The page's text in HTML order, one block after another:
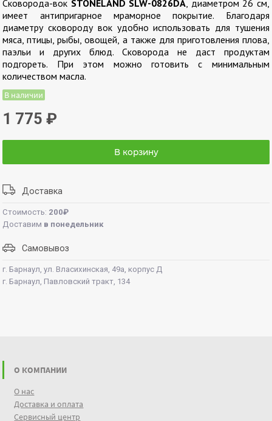
Сковорода-вок STONELAND SLW-0826DA , диаметром 26 см,
имеет антипригарное мраморное покрытие. Благодаря
диаметру сковороду вок удобно использовать для тушения
мяса, птицы, рыбы, овощей, а также для приготовления плова,
паэльи и других блюд. Сковорода не даст продуктам
подгореть. При этом можно готовить с минимальным
количеством масла.
В наличии
1 775₽
В корзину
Доставка
Стоимость: 200₽
Доставим в понедельник
Самовывоз
г. Барнаул, ул. Власихинская, 49а, корпус Д
г. Барнаул, Павловский тракт, 134
О КОМПАНИИ
О нас
Доставка и оплата
Сервисный центр